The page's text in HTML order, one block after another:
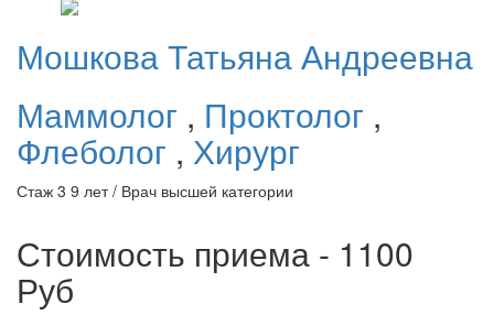
МошковаТатьяна Андреевна
Маммолог , Проктолог ,
Флеболог , Хирург
Стаж 3 9 лет / Врач высшей категории
Стоимость приема - 1100
Руб